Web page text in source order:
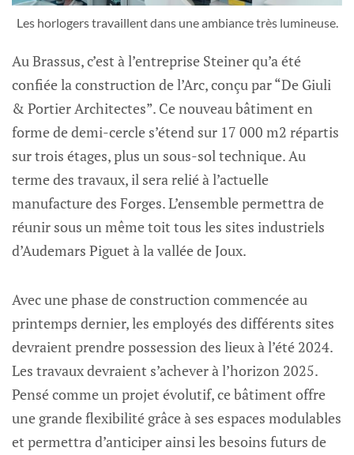
Les horlogers travaillent dans une ambiance très lumineuse.
Au Brassus, c’est à l’entreprise Steiner qu’a été
confiée la construction de l’Arc, conçu par “De Giuli
& Portier Architectes”. Ce nouveau bâtiment en
forme de demi-cercle s’étend sur 17 000 m2 répartis
sur trois étages, plus un sous-sol technique. Au
terme des travaux, il sera relié à l’actuelle
manufacture des Forges. L’ensemble permettra de
réunir sous un même toit tous les sites industriels
d’Audemars Piguet à la vallée de Joux.
Avec une phase de construction commencée au
printemps dernier, les employés des différents sites
devraient prendre possession des lieux à l’été 2024.
Les travaux devraient s’achever à l’horizon 2025.
Pensé comme un projet évolutif, ce bâtiment offre
une grande flexibilité grâce à ses espaces modulables
et permettra d’anticiper ainsi les besoins futurs de